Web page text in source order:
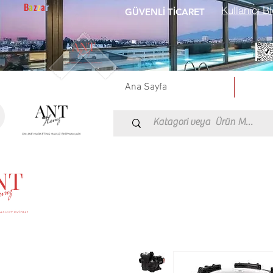
Bazzar GÜVENLİ TİCARET Kullanıcı
Ana Sayfa